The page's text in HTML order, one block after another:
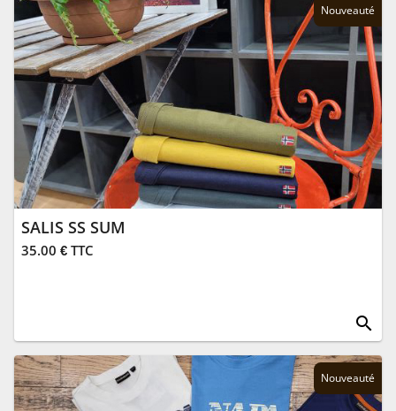
Nouveauté
SALIS SS SUM
35.00 € TTC
search
Nouveauté